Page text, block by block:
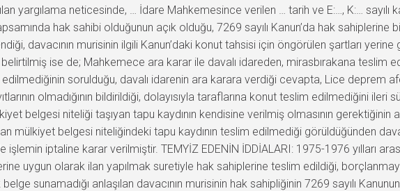
yargılama neticesinde, … İdare Mahkemesince verilen … tarih ve E:…, K:…
hak sahibi olduğunun açık olduğu, 7269 sayılı Kanun’da hak
davacının murisinin ilgili Kanun’daki konut tahsisi için öngörülen şartları
ise de; Mahkemece ara karar ile davalı idareden, mirasbırakana teslim
sorulduğu, davalı idarenin ara karara verdiği cevapta, Lice deprem
olmadığının bildirildiği, dolayısıyla taraflarına konut teslim edilmediğini ileri
belgesi niteliği taşıyan tapu kaydının kendisine verilmiş olmasının gerektiğinin
mülkiyet belgesi niteliğindeki tapu kaydının teslim edilmediği görüldüğünden
işlemin iptaline karar verilmiştir. TEMYİZ EDENİN İDDİALARI: 1975-1976 yılları
uygun olarak ilan yapılmak suretiyle hak sahiplerine teslim edildiği,
sunamadığı anlaşılan davacının murisinin hak sahipliğinin 7269 sayılı